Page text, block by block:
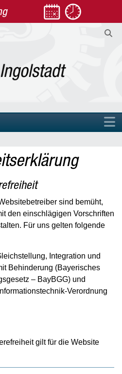
sind bemüht,
den einschlägigen Vorschriften
Für uns gelten folgende
Integration und
Behinderung (Bayerisches
– BayBGG) und
Verordnung
gilt für die Website